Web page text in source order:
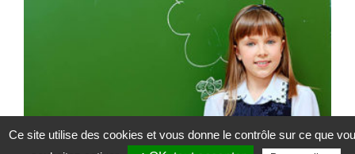
Ce site utilise des cookies et vous donne le contrôle sur ce que